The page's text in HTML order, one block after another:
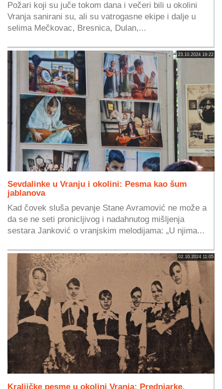
Požari koji su juče tokom dana i večeri bili u okolini
Vranja sanirani su, ali su vatrogasne ekipe i dalje u
selima Mečkovac, Bresnica, Dulan,...
23.10.2024 19:22
Sevdalinke u Vranju i okolini: Pesma kao šum
jablanova
Kad čovek sluša pevanje Stane Avramović ne može a
da se ne seti pronicljivog i nadahnutog mišljenja
sestara Janković o vranjskim melodijama: „U njima...
02.10.2024 11:05
Kraljičke pesme u okolini Vranja: Prednjarke,